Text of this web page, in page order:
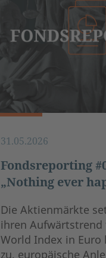
31.05.2026
Fondsreporting
„Nothing ever
Die Aktienmärkte
ihren Aufwärtstrend
World Index in
zu, europäische